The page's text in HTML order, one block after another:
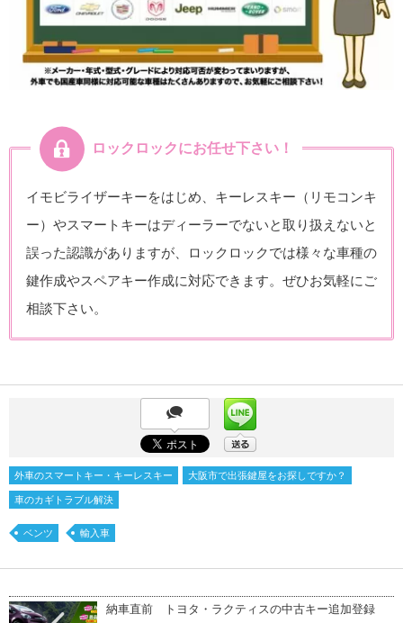
ロックロックにお任せ下さい！
イモビライザーキーをはじめ、キーレスキー（リモコンキ
ー）やスマートキーはディーラーでないと取り扱えないと
誤った認識がありますが、ロックロックでは様々な車種の
鍵作成やスペアキー作成に対応できます。ぜひお気軽にご
相談下さい。
外車のスマートキー・キーレスキー 大阪市で出張鍵屋をお探しですか？
車のカギトラブル解決
ベンツ 輸入車
納車直前 トヨタ・ラクティスの中古キー追加登録